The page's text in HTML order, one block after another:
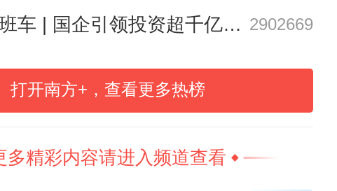
与 广东企业的破局之路
码。
的机器人正是众擎T800，而站在它
南方+早班车 | 国企引领投资超千亿！广东现代化海洋牧场建设提速 2902669
打开南方+，查看更多热榜
多精彩内容请进入频道查看